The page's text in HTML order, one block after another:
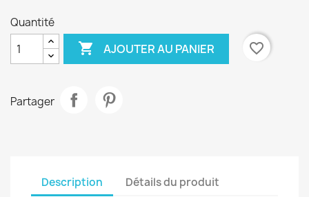
Quantité
 AJOUTER AU PANIER favorite_border
Partager
Description Détails du produit